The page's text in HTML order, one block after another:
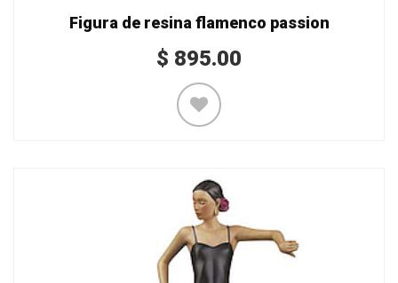
Figura de resina flamenco passion
$ 895.00